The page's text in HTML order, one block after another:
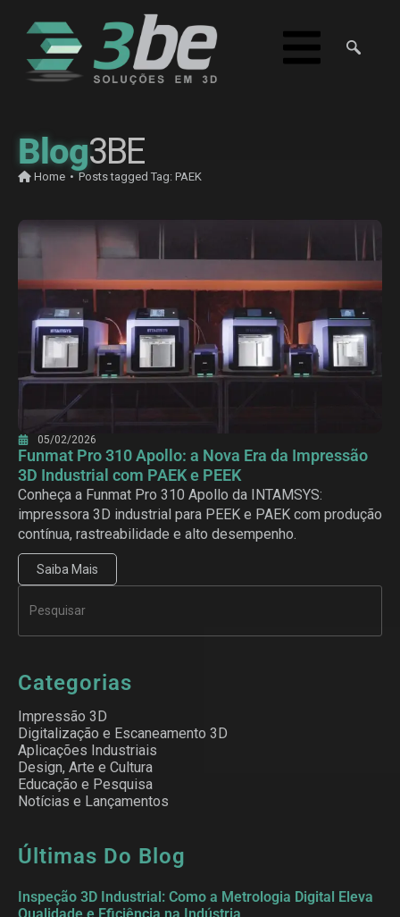
Blog3BE
Home • Posts tagged Tag: PAEK
05/02/2026
Funmat Pro 310 Apollo: a Nova Era da Impressão
3D Industrial com PAEK e PEEK
Conheça a Funmat Pro 310 Apollo da INTAMSYS:
impressora 3D industrial para PEEK e PAEK com produção
contínua, rastreabilidade e alto desempenho.
Saiba Mais
Categorias
Impressão 3D
Digitalização e Escaneamento 3D
Aplicações Industriais
Design, Arte e Cultura
Educação e Pesquisa
Notícias e Lançamentos
Últimas Do Blog
Inspeção 3D Industrial: Como a Metrologia Digital Eleva